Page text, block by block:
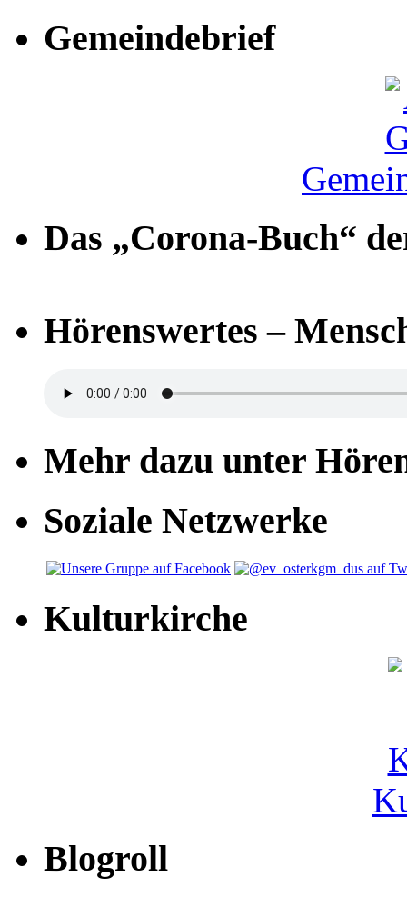
Gemeindebrief
Das „Corona-Buch“
Hörenswertes –
Mehr dazu unter
Soziale Netzwerke
Kulturkirche
Blogroll